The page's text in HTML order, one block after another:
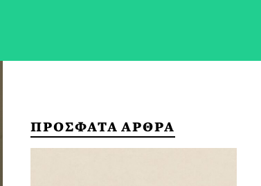
ΠΡΟΣΦΑΤΑ ΑΡΘΡΑ